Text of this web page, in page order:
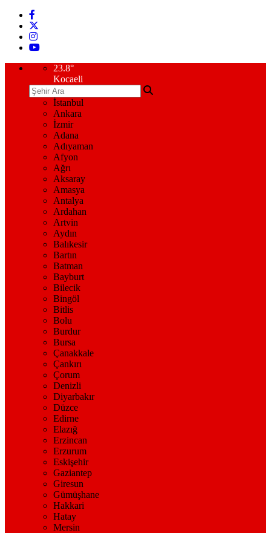
23.8°
Kocaeli
İstanbul
Ankara
İzmir
Adana
Adıyaman
Afyon
Ağrı
Aksaray
Amasya
Antalya
Ardahan
Artvin
Aydın
Balıkesir
Bartın
Batman
Bayburt
Bilecik
Bingöl
Bitlis
Bolu
Burdur
Bursa
Çanakkale
Çankırı
Çorum
Denizli
Diyarbakır
Düzce
Edirne
Elazığ
Erzincan
Erzurum
Eskişehir
Gaziantep
Giresun
Gümüşhane
Hakkari
Hatay
Mersin